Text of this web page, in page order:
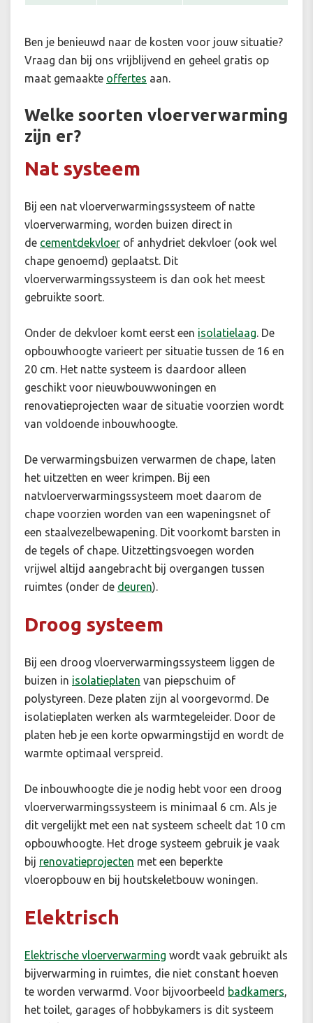
Ben je benieuwd naar de kosten voor jouw situatie?
Vraag dan bij ons vrijblijvend en geheel gratis op
maat gemaakte offertes aan.
Welke soorten vloerverwarming
zijn er?
Nat systeem
Bij een nat vloerverwarmingssysteem of natte
vloerverwarming, worden buizen direct in
de cementdekvloer of anhydriet dekvloer (ook wel
chape genoemd) geplaatst. Dit
vloerverwarmingssysteem is dan ook het meest
gebruikte soort.
Onder de dekvloer komt eerst een isolatielaag. De
opbouwhoogte varieert per situatie tussen de 16 en
20 cm. Het natte systeem is daardoor alleen
geschikt voor nieuwbouwwoningen en
renovatieprojecten waar de situatie voorzien wordt
van voldoende inbouwhoogte.
De verwarmingsbuizen verwarmen de chape, laten
het uitzetten en weer krimpen. Bij een
natvloerverwarmingssysteem moet daarom de
chape voorzien worden van een wapeningsnet of
een staalvezelbewapening. Dit voorkomt barsten in
de tegels of chape. Uitzettingsvoegen worden
vrijwel altijd aangebracht bij overgangen tussen
ruimtes (onder de deuren).
Droog systeem
Bij een droog vloerverwarmingssysteem liggen de
buizen in isolatieplaten van piepschuim of
polystyreen. Deze platen zijn al voorgevormd. De
isolatieplaten werken als warmtegeleider. Door de
platen heb je een korte opwarmingstijd en wordt de
warmte optimaal verspreid.
De inbouwhoogte die je nodig hebt voor een droog
vloerverwarmingssysteem is minimaal 6 cm. Als je
dit vergelijkt met een nat systeem scheelt dat 10 cm
opbouwhoogte. Het droge systeem gebruik je vaak
bij renovatieprojecten met een beperkte
vloeropbouw en bij houtskeletbouw woningen.
Elektrisch
Elektrische vloerverwarming wordt vaak gebruikt als
bijverwarming in ruimtes, die niet constant hoeven
te worden verwarmd. Voor bijvoorbeeld badkamers,
het toilet, garages of hobbykamers is dit systeem